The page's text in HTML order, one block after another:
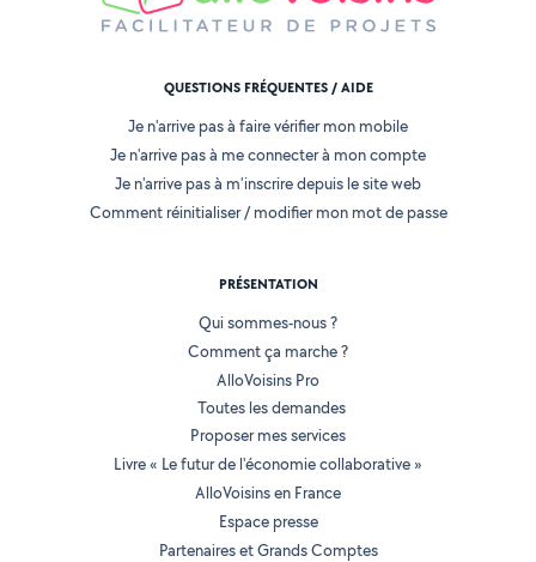
QUESTIONS FRÉQUENTES / AIDE
Je n'arrive pas à faire vérifier mon mobile
Je n'arrive pas à me connecter à mon compte
Je n'arrive pas à m'inscrire depuis le site web
Comment réinitialiser / modifier mon mot de passe
PRÉSENTATION
Qui sommes-nous ?
Comment ça marche ?
AlloVoisins Pro
Toutes les demandes
Proposer mes services
Livre « Le futur de l'économie collaborative »
AlloVoisins en France
Espace presse
Partenaires et Grands Comptes